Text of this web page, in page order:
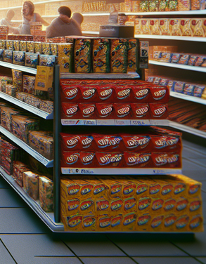
JOIN THE CLUB
Stay updated with our latest tips
CATEGORIES
Adventure
Game Action
Game Mobile
Game PC
RPG
Simulation Game